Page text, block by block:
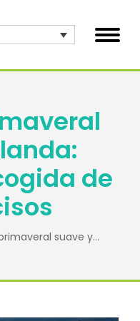
de
suave y…